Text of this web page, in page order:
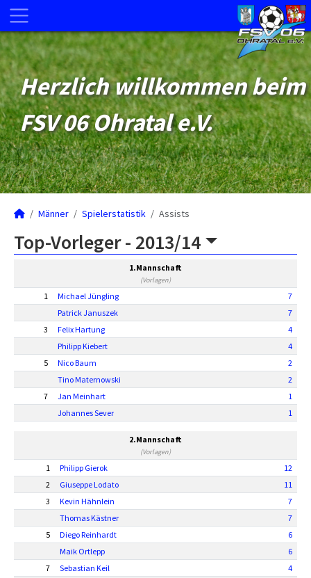
Herzlich willkommen beim
FSV 06 Ohratal e.V.
Männer Spielerstatistik Assists
Top-Vorleger - 2013/14
1.Mannschaft
(Vorlagen)
1 Michael Jüngling
7
Patrick Januszek
7
3
Felix Hartung
4
Philipp Kiebert
4
5
Nico Baum
2
Tino Maternowski
2
7
Jan Meinhart
1
Johannes Sever
1
2.Mannschaft
(Vorlagen)
1 Philipp Gierok
12
2
Giuseppe Lodato
11
3
Kevin Hähnlein
7
Thomas Kästner
7
5
Diego Reinhardt
6
Maik Ortlepp
6
7
Sebastian Keil
4